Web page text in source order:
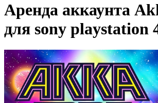
Аренда аккаунта
для sony playstation